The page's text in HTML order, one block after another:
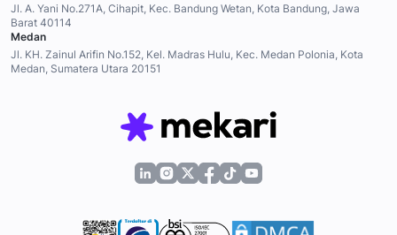
Jl. A. Yani No.271A, Cihapit, Kec. Bandung Wetan, Kota Bandung, Jawa
Barat 40114
Medan
Jl. KH. Zainul Arifin No.152, Kel. Madras Hulu, Kec. Medan Polonia, Kota
Medan, Sumatera Utara 20151